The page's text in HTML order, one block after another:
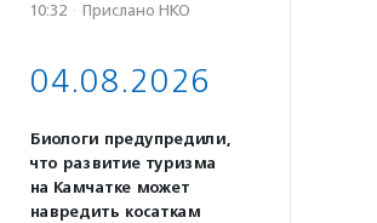
10:32 · Прислано НКО
04.08.2026
Биологи предупредили,
что развитие туризма
на Камчатке может
навредить косаткам